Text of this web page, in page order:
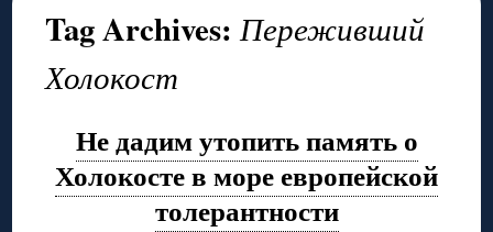
Tag Archives:Переживший
Холокост
Не дадим утопить память о
Холокосте в море европейской
толерантности